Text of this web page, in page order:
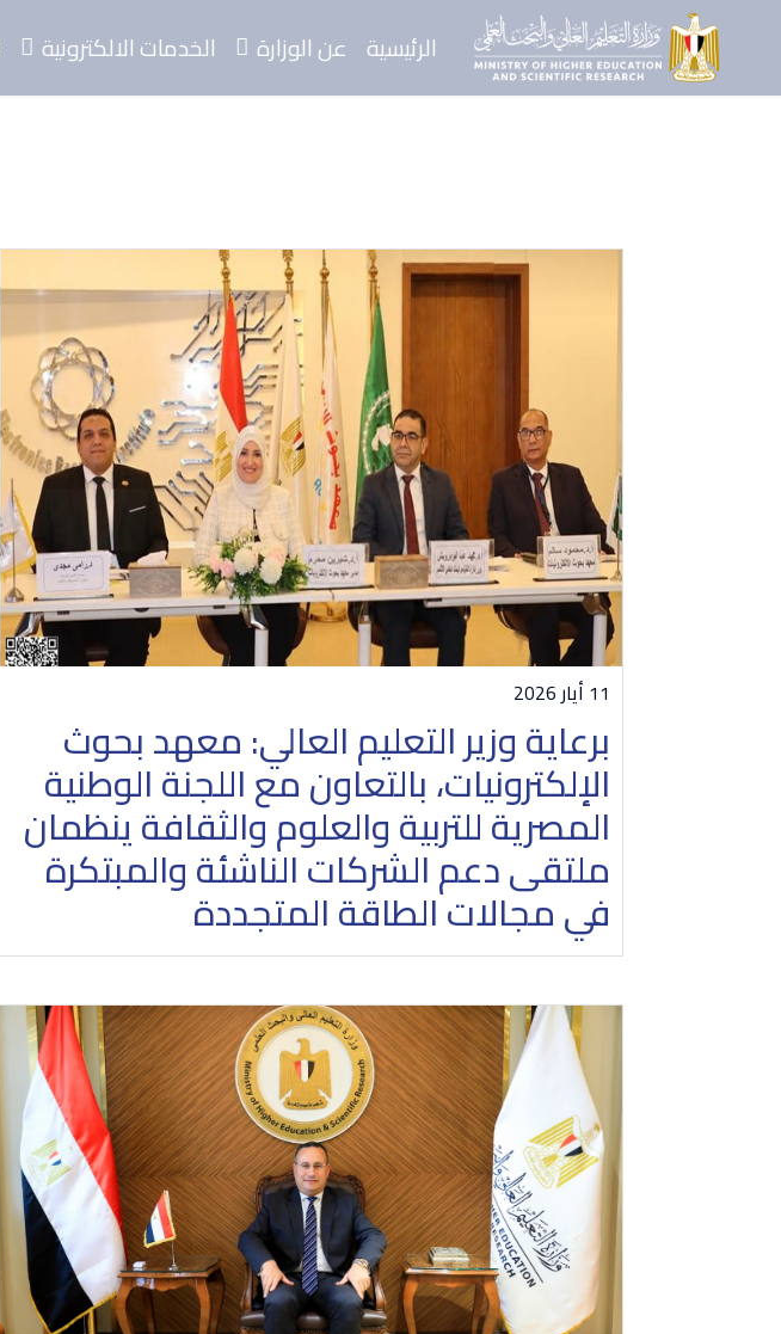
الرئيسية عن الوزارة الخدمات الالكترونية
11 أيار 2026
برعاية وزير التعليم العالي: معهد بحوث
الإلكترونيات، بالتعاون مع اللجنة الوطنية
المصرية للتربية والعلوم والثقافة ينظمان
ملتقى دعم الشركات الناشئة والمبتكرة
في مجالات الطاقة المتجددة